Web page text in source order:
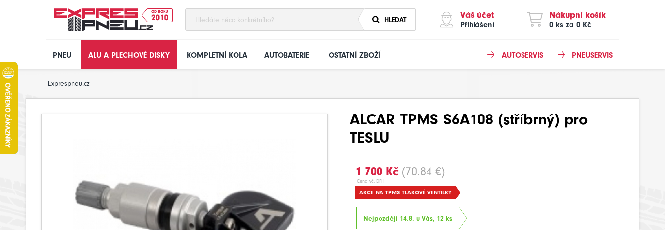
HLEDAT Váš účet
Přihlášení
Nákupní košík
0 ks za 0 Kč
PNEU ALU A PLECHOVÉ DISKY KOMPLETNÍ KOLA AUTOBATERIE OSTATNÍ ZBOŽÍ PNEUSERVIS
AUTOSERVIS
Exprespneu.cz
ALCAR TPMS S6A108 (stříbrný) pro
TESLU
1 700 Kč (70.84 €)
Cena vč. DPH
AKCE NA TPMS TLAKOVÉ VENTILKY
Nejpozději 14.8. u Vás, 12 ks